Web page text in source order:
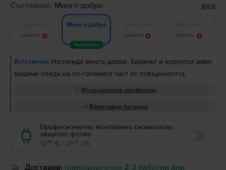
Състояние: Много добро виж
Известие
Много добро
Популярен
Известие Известие
Естетично: Изглежда много добре. Екранът и корпусът имат
видими следи на по-голямата част от повърхността.
Функционира перфектно
Ефективна батерия
Професионално монтирано силиконово
защитно фолио
1299 € / 2541 ЛВ
Доставка: приблизително 2-3 работни дни